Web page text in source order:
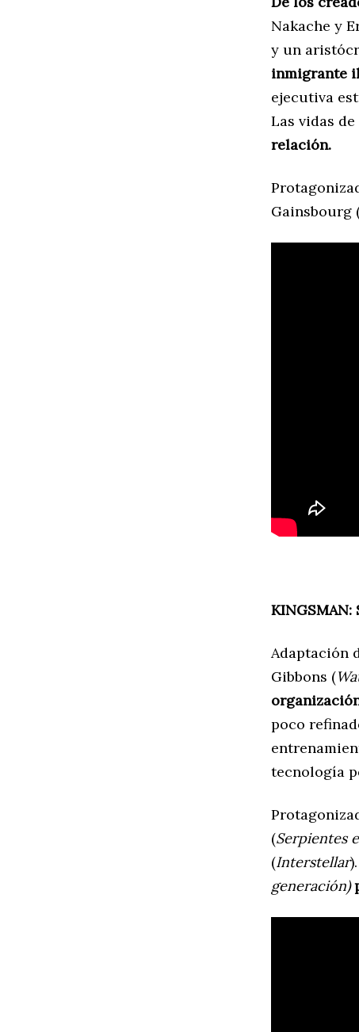
Nakache y
y un
inmigrante
ejecutiva
Las vidas
relación.
Gainsbourg
KINGSMAN:
Adaptación
Gibbons (
poco
tecnología
(Serpientes
(Interstellar
generación)